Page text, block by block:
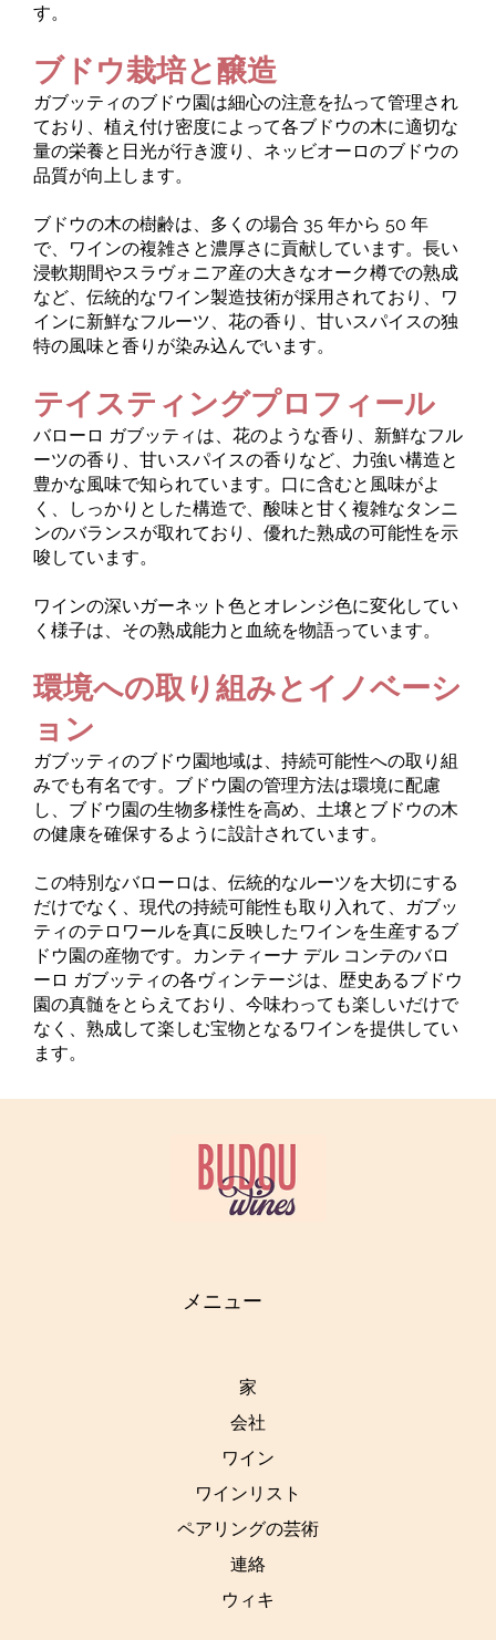
す。
ブドウ栽培と醸造
ガブッティのブドウ園は細心の注意を払って管理され
ており、植え付け密度によって各ブドウの木に適切な
量の栄養と日光が行き渡り、ネッビオーロのブドウの
品質が向上します。
ブドウの木の樹齢は、多くの場合 35 年から 50 年
で、ワインの複雑さと濃厚さに貢献しています。長い
浸軟期間やスラヴォニア産の大きなオーク樽での熟成
など、伝統的なワイン製造技術が採用されており、ワ
インに新鮮なフルーツ、花の香り、甘いスパイスの独
特の風味と香りが染み込んでいます。
テイスティングプロフィール
バローロ ガブッティは、花のような香り、新鮮なフル
ーツの香り、甘いスパイスの香りなど、力強い構造と
豊かな風味で知られています。口に含むと風味がよ
く、しっかりとした構造で、酸味と甘く複雑なタンニ
ンのバランスが取れており、優れた熟成の可能性を示
唆しています。
ワインの深いガーネット色とオレンジ色に変化してい
く様子は、その熟成能力と血統を物語っています。
環境への取り組みとイノベーシ
ョン
ガブッティのブドウ園地域は、持続可能性への取り組
みでも有名です。ブドウ園の管理方法は環境に配慮
し、ブドウ園の生物多様性を高め、土壌とブドウの木
の健康を確保するように設計されています。
この特別なバローロは、伝統的なルーツを大切にする
だけでなく、現代の持続可能性も取り入れて、ガブッ
ティのテロワールを真に反映したワインを生産するブ
ドウ園の産物です。カンティーナ デル コンテのバロ
ーロ ガブッティの各ヴィンテージは、歴史あるブドウ
園の真髄をとらえており、今味わっても楽しいだけで
なく、熟成して楽しむ宝物となるワインを提供してい
ます。
家
会社
ワイン
ワインリスト
ペアリングの芸術
連絡
ウィキ
メニュー